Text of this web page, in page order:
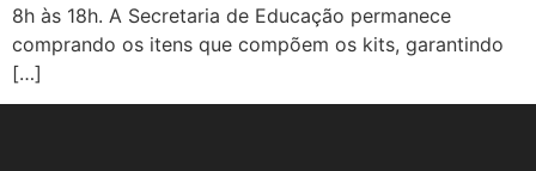
8h às 18h. A Secretaria de Educação permanece
comprando os itens que compõem os kits, garantindo
[…]